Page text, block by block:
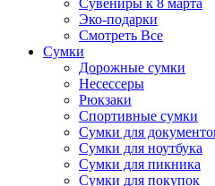
Сувениры к 8 марта
Эко-подарки
Смотреть Все
Сумки
Дорожные сумки
Несессеры
Рюкзаки
Спортивные сумки
Сумки для
Сумки для ноутбука
Сумки для пикника
Сумки для покупок